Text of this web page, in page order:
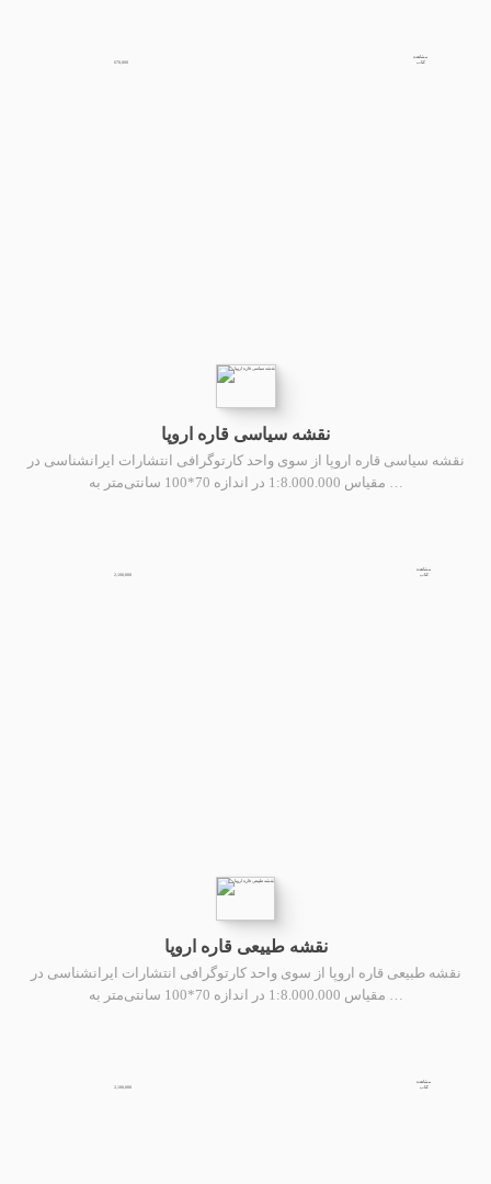
670,000
مشاهده
کتاب
نقشه سیاسی قاره اروپا
نقشه سیاسی قاره اروپا از سوی واحد کارتوگرافی انتشارات ایرانشناسی در
مقیاس 1:8.000.000 در اندازه 70*100 سانتی‌متر به …
2,100,000
مشاهده
کتاب
نقشه طییعی قاره اروپا
نقشه طبیعی قاره اروپا از سوی واحد کارتوگرافی انتشارات ایرانشناسی در
مقیاس 1:8.000.000 در اندازه 70*100 سانتی‌متر به …
2,100,000
مشاهده
کتاب